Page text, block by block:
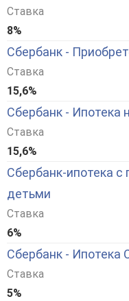
Ставка
8%
Сбербанк -
Ставка
15,6%
Сбербанк - Ипотека
Ставка
15,6%
Сбербанк-ипотека
детьми
Ставка
6%
Сбербанк - Ипотека
Ставка
5%